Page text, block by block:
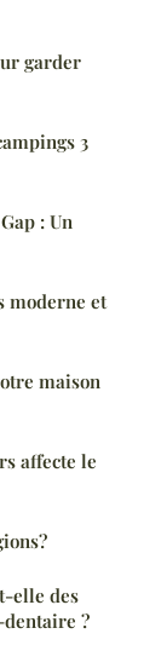
garder
3
: Un
moderne et
maison
affecte le
elle des
dentaire ?